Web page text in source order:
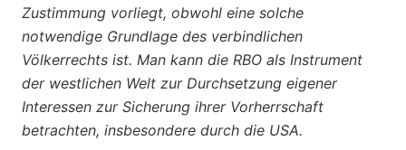
Zustimmung vorliegt, obwohl eine solche
notwendige Grundlage des verbindlichen
Völkerrechts ist. Man kann die RBO als Instrument
der westlichen Welt zur Durchsetzung eigener
Interessen zur Sicherung ihrer Vorherrschaft
betrachten, insbesondere durch die USA.